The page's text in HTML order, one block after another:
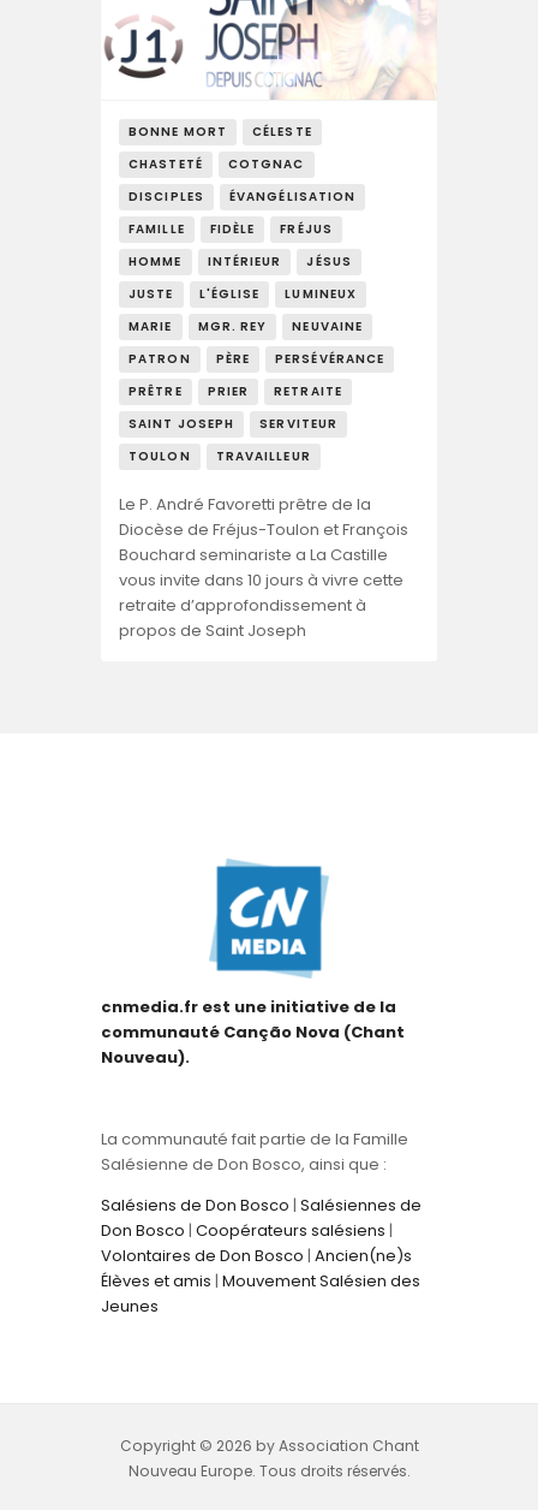
BONNE MORT
CÉLESTE
CHASTETÉ
COTGNAC
DISCIPLES
ÉVANGÉLISATION
FAMILLE
FIDÈLE
FRÉJUS
HOMME
INTÉRIEUR
JÉSUS
JUSTE
L'ÉGLISE
LUMINEUX
MARIE
MGR. REY
NEUVAINE
PATRON
PÈRE
PERSÉVÉRANCE
PRÊTRE
PRIER
RETRAITE
SAINT JOSEPH
SERVITEUR
TOULON
TRAVAILLEUR
Le P. André Favoretti prêtre de la
Diocèse de Fréjus-Toulon et François
Bouchard seminariste a La Castille
vous invite dans 10 jours à vivre cette
retraite d’approfondissement à
propos de Saint Joseph
cnmedia.fr est une initiative de la
communauté Canção Nova (Chant
Nouveau).
La communauté fait partie de la Famille
Salésienne de Don Bosco, ainsi que :
Salésiens de Don Bosco | Salésiennes de
Don Bosco | Coopérateurs salésiens |
Volontaires de Don Bosco | Ancien(ne)s
Élèves et amis | Mouvement Salésien des
Jeunes
Copyright © 2026 by Association Chant
Nouveau Europe. Tous droits réservés.